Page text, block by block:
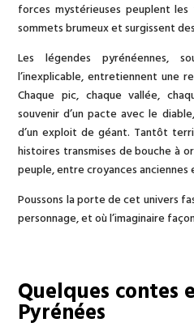
forces mystérieuses peuplent
sommets brumeux et surgissent
Les légendes pyrénéennes,
l’inexplicable, entretiennent une
Chaque pic, chaque vallée,
souvenir d’un pacte avec le
d’un exploit de géant. Tantôt
histoires transmises de bouche à
peuple, entre croyances
Poussons la porte de cet univers
personnage, et où l’imaginaire
Quelques contes
Pyrénées